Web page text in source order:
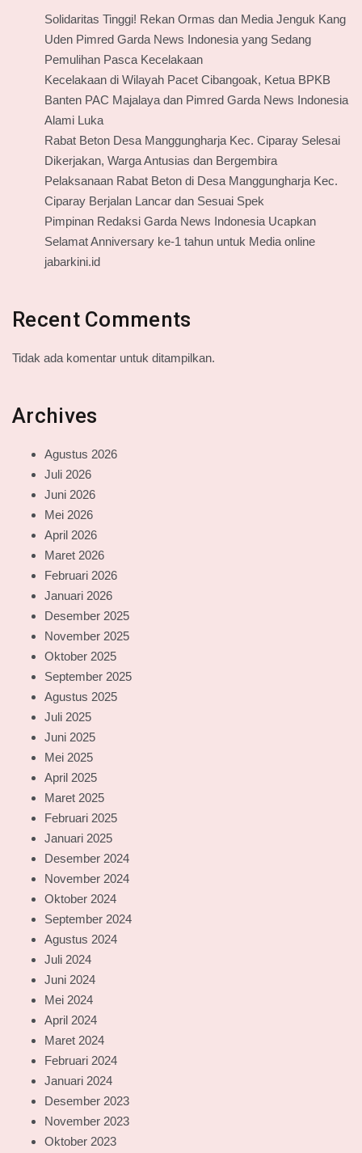
Solidaritas Tinggi! Rekan Ormas dan Media Jenguk Kang
Uden Pimred Garda News Indonesia yang Sedang
Pemulihan Pasca Kecelakaan
Kecelakaan di Wilayah Pacet Cibangoak, Ketua BPKB
Banten PAC Majalaya dan Pimred Garda News Indonesia
Alami Luka
Rabat Beton Desa Manggungharja Kec. Ciparay Selesai
Dikerjakan, Warga Antusias dan Bergembira
Pelaksanaan Rabat Beton di Desa Manggungharja Kec.
Ciparay Berjalan Lancar dan Sesuai Spek
Pimpinan Redaksi Garda News Indonesia Ucapkan
Selamat Anniversary ke-1 tahun untuk Media online
jabarkini.id
Recent Comments
Tidak ada komentar untuk ditampilkan.
Archives
Agustus 2026
Juli 2026
Juni 2026
Mei 2026
April 2026
Maret 2026
Februari 2026
Januari 2026
Desember 2025
November 2025
Oktober 2025
September 2025
Agustus 2025
Juli 2025
Juni 2025
Mei 2025
April 2025
Maret 2025
Februari 2025
Januari 2025
Desember 2024
November 2024
Oktober 2024
September 2024
Agustus 2024
Juli 2024
Juni 2024
Mei 2024
April 2024
Maret 2024
Februari 2024
Januari 2024
Desember 2023
November 2023
Oktober 2023